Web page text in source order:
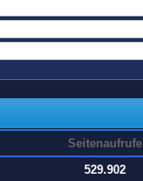
Seitenaufrufe
529.902